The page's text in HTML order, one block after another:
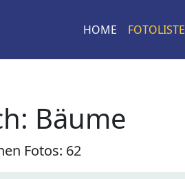
HOME FOTOLISTE
Bäume
Fotos: 62